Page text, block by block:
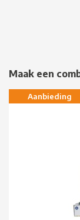
Maak een
Aanbieding